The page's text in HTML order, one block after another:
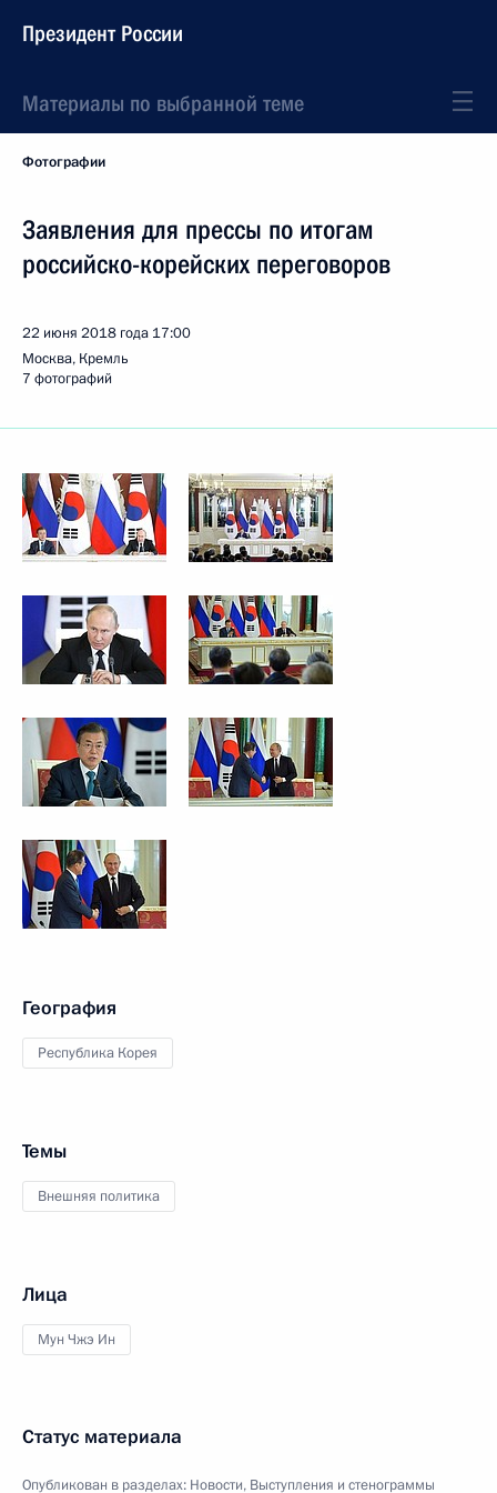
Президент России
Материалы по выбранной теме
Фотографии
Заявления для прессы по итогам
российско-корейских переговоров
22 июня 2018 года 17:00
Москва, Кремль
7 фотографий
География
Республика Корея
Темы
Внешняя политика
Лица
Мун Чжэ Ин
Статус материала
Опубликован в разделах: Новости, Выступления и стенограммы